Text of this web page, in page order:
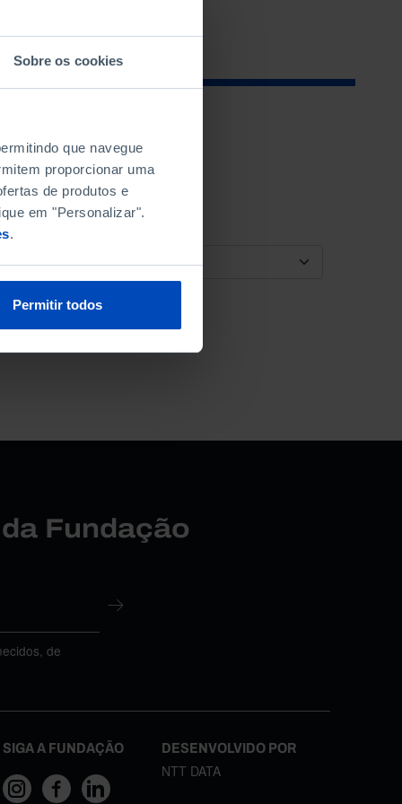
Sobre os cookies
que navegue
proporcionar uma
de produtos e
em "Personalizar".
.
Permitir todos
ORDENAR POR
Fundação
de
SIGA A FUNDAÇÃO DESENVOLVIDO POR
NTT DATA